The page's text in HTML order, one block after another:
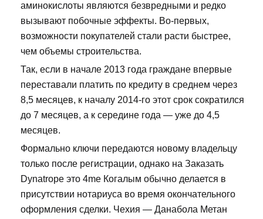
аминокислоты являются безвредными и редко
вызывают побочные эффекты. Во-первых,
возможности покупателей стали расти быстрее,
чем объемы строительства.
Так, если в начале 2013 года граждане впервые
переставали платить по кредиту в среднем через
8,5 месяцев, к началу 2014-го этот срок сократился
до 7 месяцев, а к середине года — уже до 4,5
месяцев.
Формально ключи передаются новому владельцу
только после регистрации, однако на Заказать
Dynatrope это 4me Когалым обычно делается в
присутствии нотариуса во время окончательного
оформления сделки. Чехия — Данабола Метан